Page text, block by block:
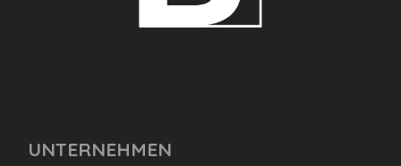
UNTERNEHMEN